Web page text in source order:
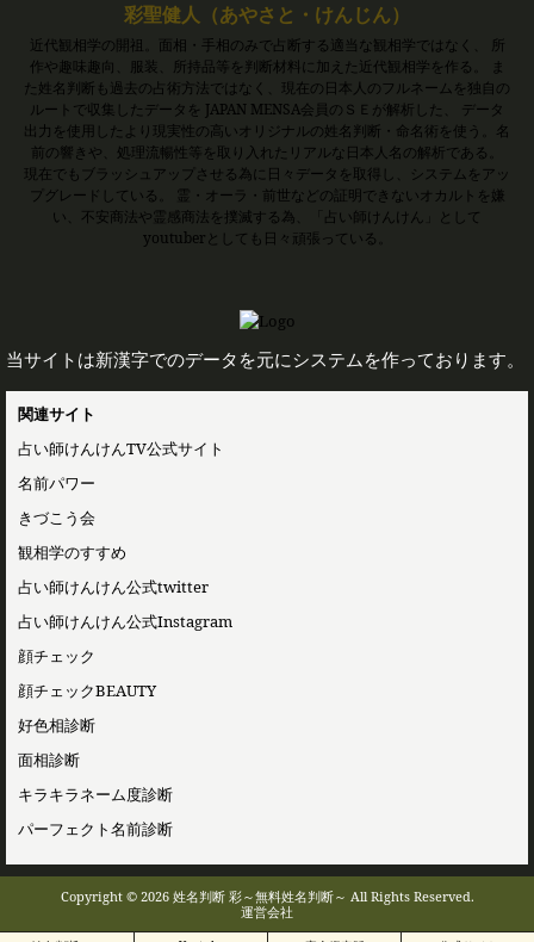
彩聖健人（あやさと・けんじん）
近代観相学の開祖。面相・手相のみで占断する適当な観相学ではなく、 所
作や趣味趣向、服装、所持品等を判断材料に加えた近代観相学を作る。 ま
た姓名判断も過去の占術方法ではなく、現在の日本人のフルネームを独自の
ルートで収集したデータを JAPAN MENSA会員のＳＥが解析した、 データ
出力を使用したより現実性の高いオリジナルの姓名判断・命名術を使う。名
前の響きや、処理流暢性等を取り入れたリアルな日本人名の解析である。
現在でもブラッシュアップさせる為に日々データを取得し、システムをアッ
プグレードしている。 霊・オーラ・前世などの証明できないオカルトを嫌
い、不安商法や霊感商法を撲滅する為、「占い師けんけん」として
youtuberとしても日々頑張っている。
当サイトは新漢字でのデータを元にシステムを作っております。
関連サイト
占い師けんけんTV公式サイト
名前パワー
きづこう会
観相学のすすめ
占い師けんけん公式twitter
占い師けんけん公式Instagram
顔チェック
顔チェックBEAUTY
好色相診断
面相診断
キラキラネーム度診断
パーフェクト名前診断
Copyright © 2026 姓名判断 彩～無料姓名判断～ All Rights Reserved.
運営会社